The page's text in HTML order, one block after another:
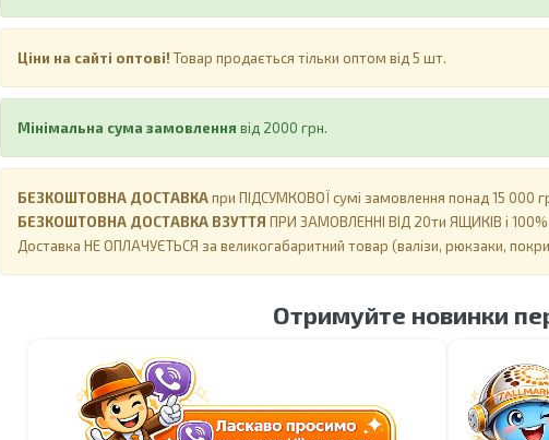
Ціни на сайті оптові! Товар продається тільки оптом від 5 шт.
Мінімальна сума замовлення від 2000 грн.
БЕЗКОШТОВНА ДОСТАВКАпри ПІДСУМКОВОЇ сумі замовлення понад 15 000
БЕЗКОШТОВНА ДОСТАВКА ВЗУТТЯ ПРИ ЗАМОВЛЕННІ ВІД 20ти ЯЩИКІВ і 100%
Доставка НЕ ​​ОПЛАЧУЄТЬСЯ за великогабаритний товар (валізи, рюкзаки,
Отримуйте новинки